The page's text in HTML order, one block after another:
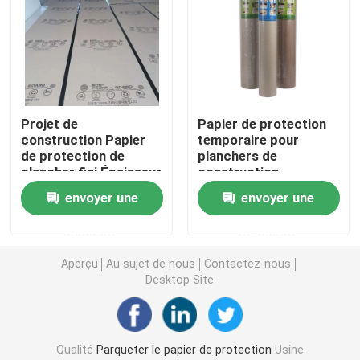
Revêtement de sol protecteur provisoire
Papier noir de carton
Ruban adhésif respirable
Papier de petit pain de emballage
Papier coloré Rolls
Papier réutilisé de carton
Projet de
construction Papier
de protection de
plancher fini Épaisseur
1 mm Recyclable
envoyer une
Papier de protection
temporaire pour
planchers de
construction
envoyer une
Aperçu Au sujet de nous
Contactez-nous
Desktop Site
Qualité Parqueter le papier de protection Usine